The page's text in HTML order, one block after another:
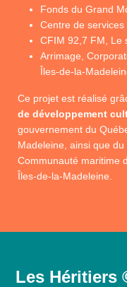
Fonds du Grand
Centre de
CFIM 92,7 FM, Le
Arrimage,
Îles-de-la-
Ce projet est réalisé
de développement
gouvernement du
Madeleine, ainsi que du
Communauté maritime
Îles-de-la-Madeleine.
Les Héritiers